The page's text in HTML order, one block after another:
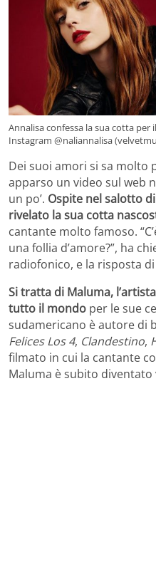
Annalisa confessa la sua cotta
Instagram @naliannalisa
Dei suoi amori si sa molto
apparso un video sul web
un po’. Ospite nel salotto
rivelato la sua cotta
cantante molto famoso.
una follia d’amore?”, ha
radiofonico, e la risposta
Si tratta di Maluma,
tutto il mondo per le sue
sudamericano è autore di
Felices Los 4, Clandestino,
filmato in cui la cantante
Maluma è subito diventato